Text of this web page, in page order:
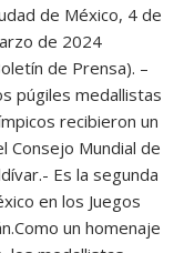
de México, 4 de
de 2024
de Prensa). –
púgiles medallistas
recibieron un
Consejo Mundial de
Es la segunda
en los Juegos
un homenaje